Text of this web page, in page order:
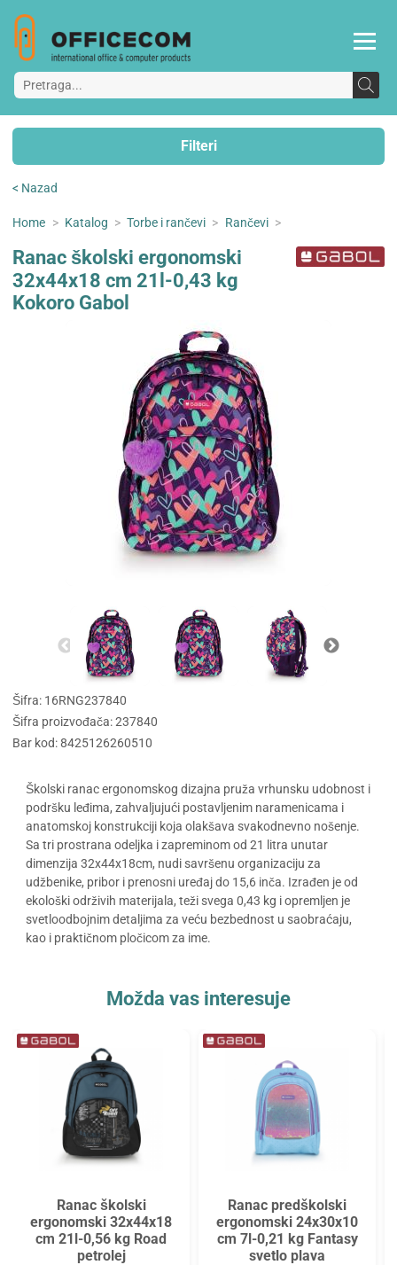
Filteri
< Nazad
Home > Katalog > Torbe i rančevi > Rančevi >
Ranac školski ergonomski
32x44x18 cm 21l-0,43 kg
Kokoro Gabol
Šifra: 16RNG237840
Šifra proizvođača: 237840
Bar kod: 8425126260510
Školski ranac ergonomskog dizajna pruža vrhunsku udobnost i
podršku leđima, zahvaljujući postavljenim naramenicama i
anatomskoj konstrukciji koja olakšava svakodnevno nošenje.
Sa tri prostrana odeljka i zapreminom od 21 litra unutar
dimenzija 32x44x18cm, nudi savršenu organizaciju za
udžbenike, pribor i prenosni uređaj do 15,6 inča. Izrađen je od
ekološki održivih materijala, teži svega 0,43 kg i opremljen je
svetloodbojnim detaljima za veću bezbednost u saobraćaju,
kao i praktičnom pločicom za ime.
Možda vas interesuje
Ranac školski
ergonomski 32x44x18
cm 21l-0,56 kg Road
petrolej
Ranac predškolski
ergonomski 24x30x10
cm 7l-0,21 kg Fantasy
svetlo plava